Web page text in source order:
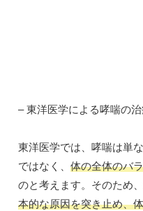
– 東洋医学による哮喘の
東洋医学では、哮喘は単
ではなく、 体の全体のバ
のと考えます。そのため
本的な原因を突き止め、